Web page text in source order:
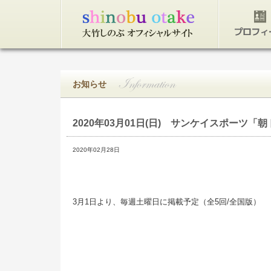
お知らせ
2020年03月01日(日) サンケイスポーツ「朝
2020年02月28日
3月1日より、毎週土曜日に掲載予定（全5回/全国版）